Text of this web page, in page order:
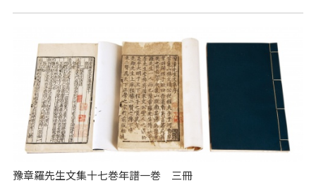
豫章羅先生文集十七巻年譜一巻 三冊